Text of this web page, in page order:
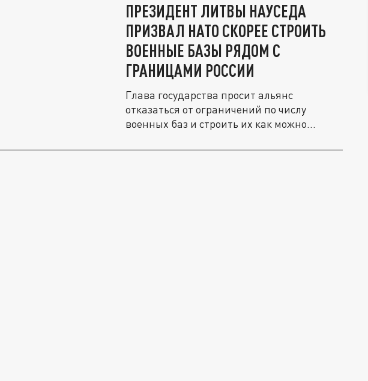
ПРЕЗИДЕНТ ЛИТВЫ НАУСЕДА
ПРИЗВАЛ НАТО СКОРЕЕ СТРОИТЬ
ВОЕННЫЕ БАЗЫ РЯДОМ С
ГРАНИЦАМИ РОССИИ
Глава государства просит альянс
отказаться от ограничений по числу
военных баз и строить их как можно